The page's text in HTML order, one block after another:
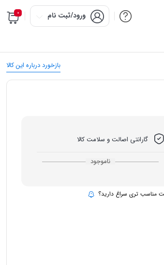
ورود/ثبت نام 0
بازخورد درباره این کالا
گارانتی اصالت و سلامت کالا
ناموجود
مناسب تری سراغ دارید؟